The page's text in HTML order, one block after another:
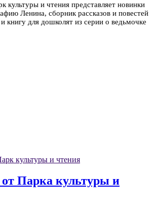
культуры и чтения представляет новинки
Ленина, сборник рассказов и повестей
книгу для дошколят из серии о ведьмочке
культуры и чтения
Парка культуры и